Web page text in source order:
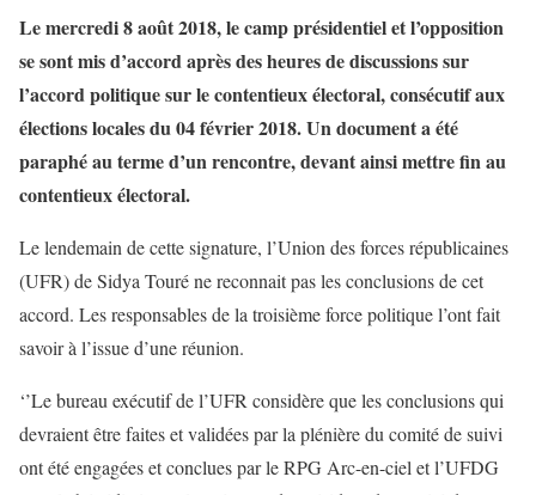
Le mercredi 8 août 2018, le camp présidentiel et l’opposition
se sont mis d’accord après des heures de discussions sur
l’accord politique sur le contentieux électoral, consécutif aux
élections locales du 04 février 2018. Un document a été
paraphé au terme d’un rencontre, devant ainsi mettre fin au
contentieux électoral.
Le lendemain de cette signature, l’Union des forces républicaines
(UFR) de Sidya Touré ne reconnait pas les conclusions de cet
accord. Les responsables de la troisième force politique l’ont fait
savoir à l’issue d’une réunion.
‘’Le bureau exécutif de l’UFR considère que les conclusions qui
devraient être faites et validées par la plénière du comité de suivi
ont été engagées et conclues par le RPG Arc-en-ciel et l’UFDG